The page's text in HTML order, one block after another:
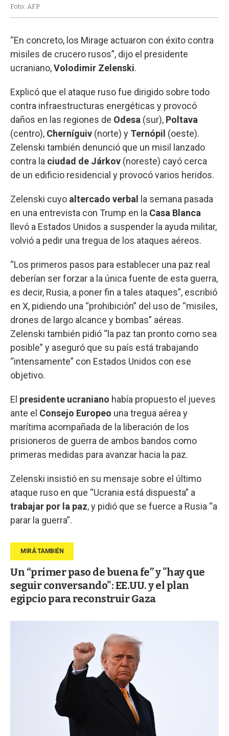
Foto: AFP
“En concreto, los Mirage actuaron con éxito contra
misiles de crucero rusos”, dijo el presidente
ucraniano,Volodimir Zelenski.
Explicó que el ataque ruso fue dirigido sobre todo
contra infraestructuras energéticas y provocó
daños en las regiones de Odesa (sur), Poltava
(centro), Cherníguiv (norte) y Ternópil (oeste).
Zelenski también denunció que un misil lanzado
contra la ciudad de Járkov (noreste) cayó cerca
de un edificio residencial y provocó varios heridos.
Zelenski cuyo altercado verbal
la semana pasada
en una entrevista con Trump en la Casa Blanca
llevó a Estados Unidos a suspender la ayuda militar,
volvió a pedir una tregua de los ataques aéreos.
“Los primeros pasos para establecer una paz real
deberían ser forzar a la única fuente de esta guerra,
es decir, Rusia, a poner fin a tales ataques”, escribió
en X, pidiendo una “prohibición” del uso de “misiles,
drones de largo alcance y bombas” aéreas.
Zelenski también pidió “la paz tan pronto como sea
posible” y aseguró que su país está trabajando
“intensamente” con Estados Unidos con ese
objetivo.
El presidente ucraniano había propuesto el jueves
ante el Consejo Europeo una tregua aérea y
marítima acompañada de la liberación de los
prisioneros de guerra de ambos bandos como
primeras medidas para avanzar hacia la paz.
Zelenski insistió en su mensaje sobre el último
ataque ruso en que “Ucrania está dispuesta” a
trabajar por la paz, y pidió que se fuerce a Rusia “a
parar la guerra”.
Un “primer paso de buena fe” y "hay que
seguir conversando": EE.UU. y el plan
egipcio para reconstruir Gaza